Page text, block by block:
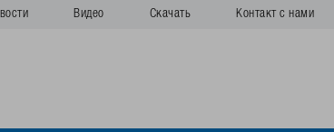
Видео Скачать Контакт с нами